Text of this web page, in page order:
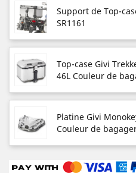
Support de Top-
SR1161
Top-case Givi
46L Couleur de
Platine Givi
Couleur de